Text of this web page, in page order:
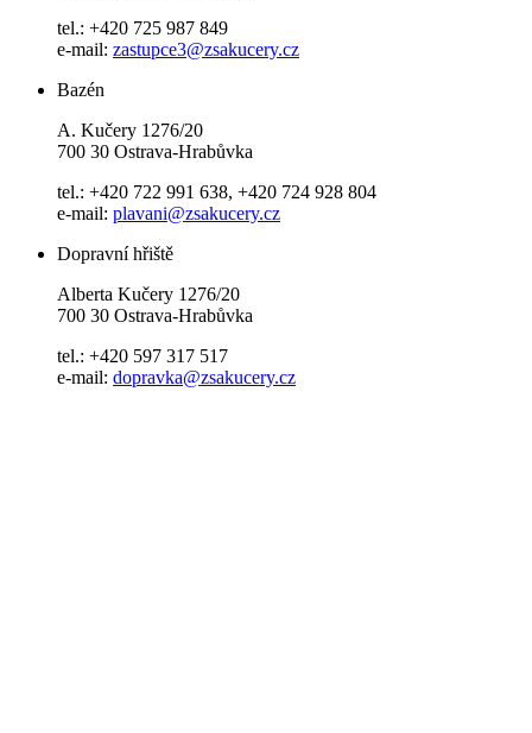
tel.: +420 725 987 849
e-mail: zastupce3@zsakucery.cz
Bazén
A. Kučery 1276/20
700 30 Ostrava-Hrabůvka
tel.: +420 722 991 638, +420 724 928 804
e-mail: plavani@zsakucery.cz
Dopravní hřiště
Alberta Kučery 1276/20
700 30 Ostrava-Hrabůvka
tel.: +420 597 317 517
e-mail: dopravka@zsakucery.cz